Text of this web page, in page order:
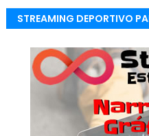
STREAMING DEPORTIVO